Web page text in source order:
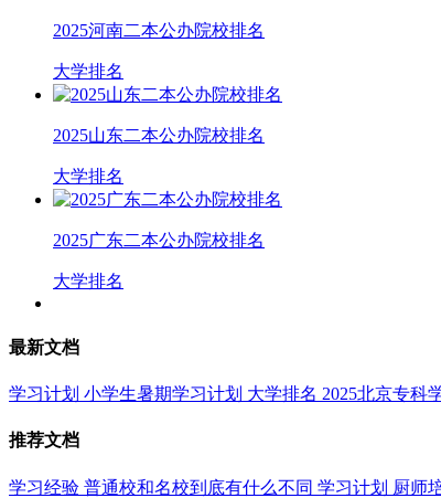
2025河南二本公办院校排名
大学排名
2025山东二本公办院校排名
大学排名
2025广东二本公办院校排名
大学排名
最新文档
学习计划 小学生暑期学习计划 大学排名 2025北京专科
推荐文档
学习经验 普通校和名校到底有什么不同 学习计划 厨师